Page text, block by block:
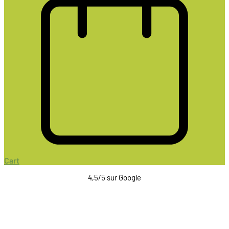
Cart
4,5/5 sur Google